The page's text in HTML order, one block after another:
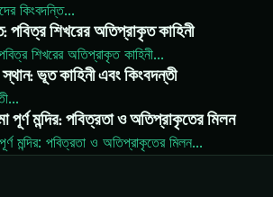
কিংবদন্তি...
পবিত্র শিখরের অতিপ্রাকৃত কাহিনী
শিখরের অতিপ্রাকৃত কাহিনী...
ভূত কাহিনী এবং কিংবদন্তী
...
পূর্ণ মন্দির: পবিত্রতা ও অতিপ্রাকৃতের মিলন
মন্দির: পবিত্রতা ও অতিপ্রাকৃতের মিলন...